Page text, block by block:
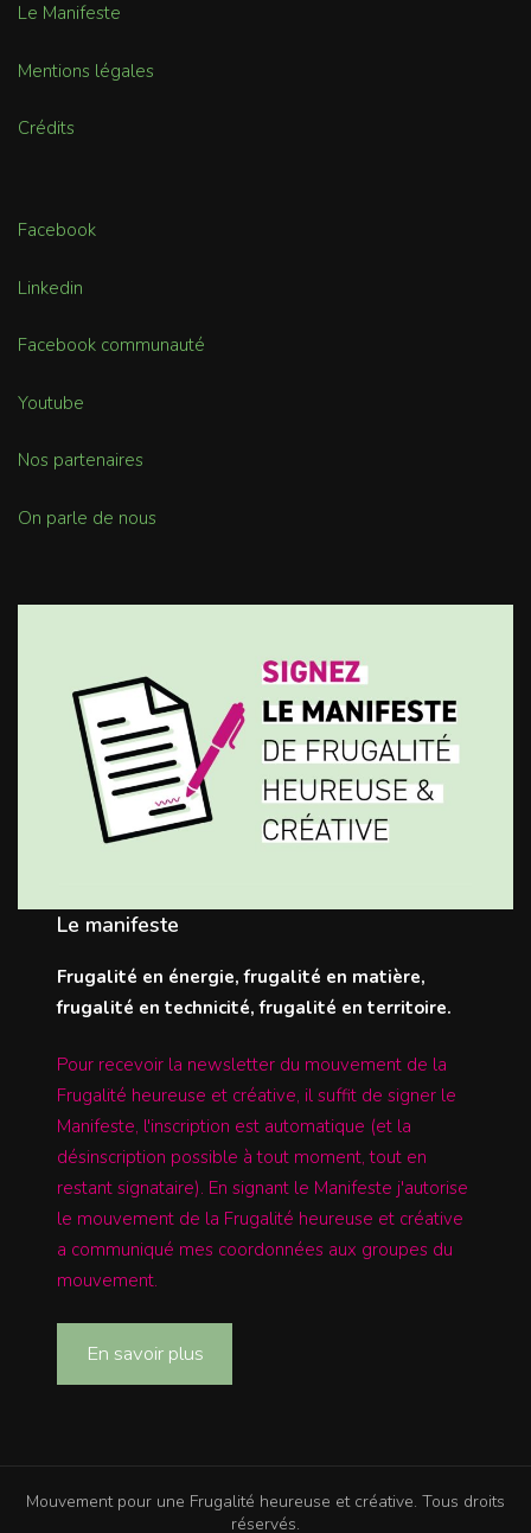
Le Manifeste
Mentions légales
Crédits
Facebook
Linkedin
Facebook communauté
Youtube
Nos partenaires
On parle de nous
Le manifeste
Frugalité en énergie, frugalité en matière,
frugalité en technicité, frugalité en territoire.
Pour recevoir la newsletter du mouvement de la
Frugalité heureuse et créative, il suffit de signer le
Manifeste, l'inscription est automatique (et la
désinscription possible à tout moment, tout en
restant signataire). En signant le Manifeste j'autorise
le mouvement de la Frugalité heureuse et créative
a communiqué mes coordonnées aux groupes du
mouvement.
En savoir plus
Mouvement pour une Frugalité heureuse et créative. Tous droits
réservés.